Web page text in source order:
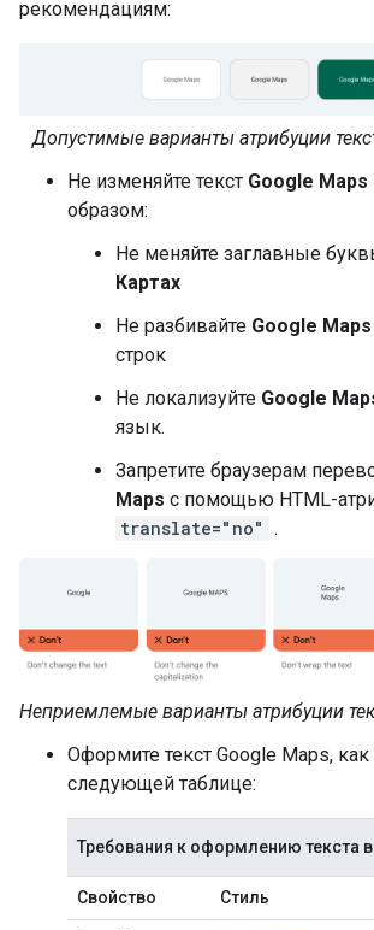
рекомендациям:
Допустимые варианты атрибуции
Не изменяйте текст Google Maps
образом:
Не меняйте заглавные
Картах
Не разбивайте Google Maps
строк
Не локализуйте Google
язык.
Запретите браузерам
Maps с помощью HTML-
translate="no"
.
Неприемлемые варианты атрибуции
Оформите текст Google Maps,
следующей таблице:
Требования к оформлению текста
Свойство Стиль